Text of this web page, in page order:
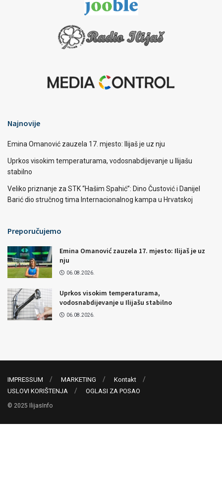
Najnovije
Emina Omanović zauzela 17. mjesto: Ilijaš je uz nju
Uprkos visokim temperaturama, vodosnabdijevanje u Ilijašu
stabilno
Veliko priznanje za STK “Hašim Spahić”: Dino Čustović i Danijel
Barić dio stručnog tima Internacionalnog kampa u Hrvatskoj
Preporučujemo
Emina Omanović zauzela 17. mjesto: Ilijaš je uz
nju
06.08.2026.
Uprkos visokim temperaturama,
vodosnabdijevanje u Ilijašu stabilno
06.08.2026.
IMPRESSUM MARKETING
Kontakt
USLOVI KORIŠTENJA
OGLASI ZA POSAO
© 2025 IlijasInfo